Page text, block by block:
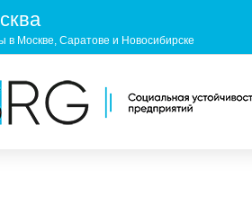
в Москве, Саратове и Новосибирске